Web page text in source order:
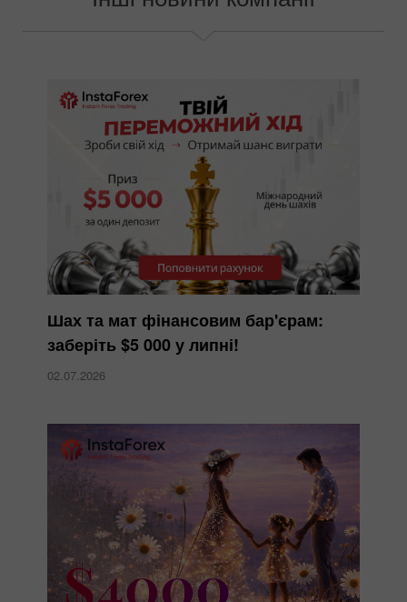
Шах та мат фінансовим бар'єрам:
заберіть $5 000 у липні!
02.07.2026